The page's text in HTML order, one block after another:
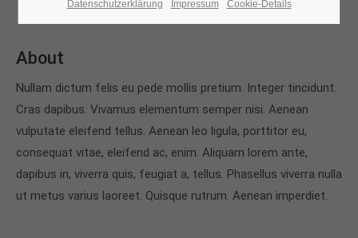
Cum sociis natoque penatibus et magnis.
About
Nullam dictum felis eu pede mollis pretium. Integer tincidunt.
Cras dapibus. Vivamus elementum semper nisi. Aenean
vulputate eleifend tellus. Aenean leo ligula, porttitor eu,
consequat vitae, eleifend ac, enim. Aliquam lorem ante,
dapibus in, viverra quis, feugiat a, tellus. Phasellus viverra nulla
ut metus varius laoreet. Quisque rutrum. Aenean imperdiet.
Datenschutzerklärung Impressum Cookie-Details